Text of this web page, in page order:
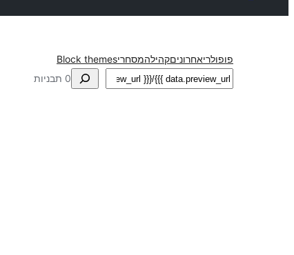
פופולריאחרוניםקהילהמסחריBlock themes
חיפוש 0 תבניות